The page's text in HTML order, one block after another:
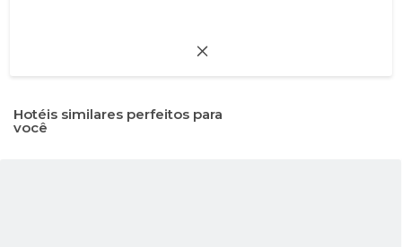
Hotéis similares perfeitos para
você